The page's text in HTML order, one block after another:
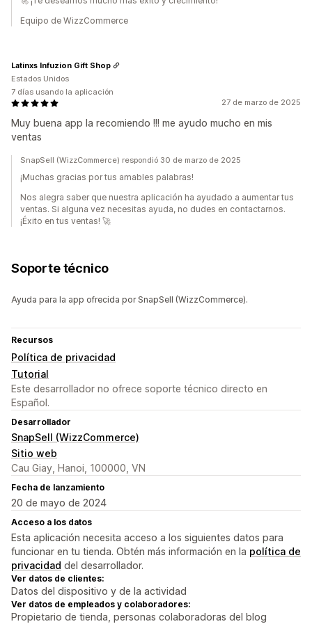
Equipo de WizzCommerce
27 de marzo de 2025
Muy buena app la recomiendo !!! me ayudo mucho en mis
ventas
Latinxs Infuzion Gift Shop
Estados Unidos
7 días usando la aplicación
SnapSell (WizzCommerce) respondió 30 de marzo de 2025
¡Muchas gracias por tus amables palabras!
Nos alegra saber que nuestra aplicación ha ayudado a aumentar tus
ventas. Si alguna vez necesitas ayuda, no dudes en contactarnos.
¡Éxito en tus ventas! 🚀
Soporte técnico
Ayuda para la app ofrecida por SnapSell (WizzCommerce).
Recursos
Política de privacidad
Tutorial
Este desarrollador no ofrece soporte técnico directo en
Español.
Desarrollador
SnapSell (WizzCommerce)
Sitio web
Cau Giay, Hanoi, 100000, VN
Fecha de lanzamiento
20 de mayo de 2024
Acceso a los datos
Esta aplicación necesita acceso a los siguientes datos para
funcionar en tu tienda. Obtén más información en la política de
privacidad del desarrollador.
Ver datos de clientes:
Datos del dispositivo y de la actividad
Ver datos de empleados y colaboradores:
Propietario de tienda, personas colaboradoras del blog